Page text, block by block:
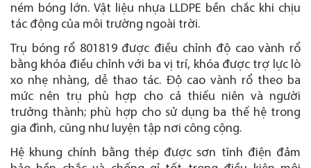
ném bóng lớn. Vật liệu nhựa LLDPE bền chắc khi chịu
tác động của môi trường ngoài trời.
Trụ bóng rổ 801819 được điều chỉnh độ cao vành rổ
bằng khóa điều chỉnh với ba vị trí, khóa được trợ lực lò
xo nhẹ nhàng, dễ thao tác. Độ cao vành rổ theo ba
mức nên trụ phù hợp cho cả thiếu niên và người
trưởng thành; phù hợp cho sử dụng ba thế hệ trong
gia đình, cũng như luyện tập nơi công cộng.
Hệ khung chính bằng thép được sơn tĩnh điện đảm